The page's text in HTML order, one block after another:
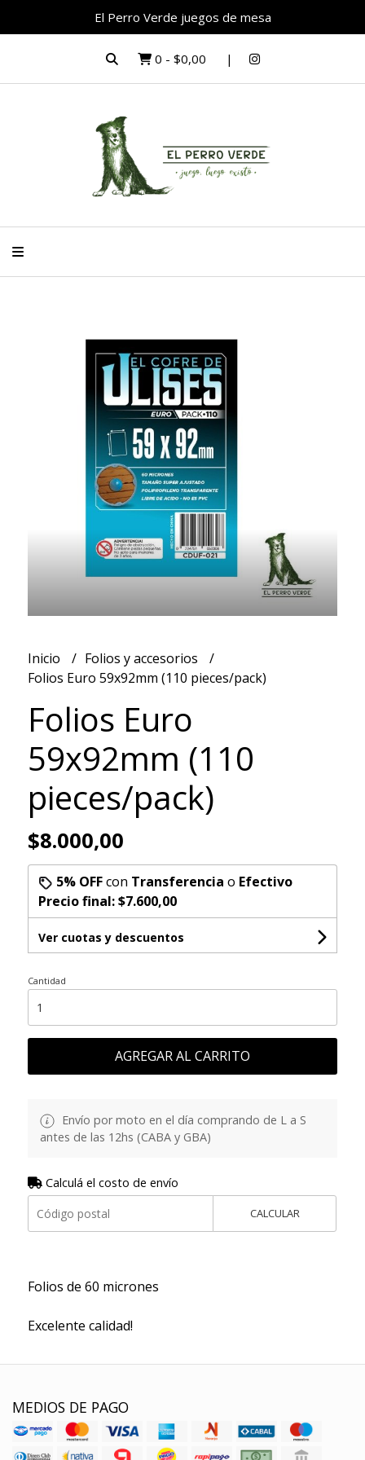
El Perro Verde juegos de mesa
0 - $0,00
Inicio
Folios y accesorios
Folios Euro 59x92mm (110 pieces/pack)
Folios Euro
59x92mm (110
pieces/pack)
$8.000,00
5% OFFcon Transferencia o Efectivo
Precio final:$7.600,00
Ver cuotas y descuentos
Cantidad
AGREGAR AL CARRITO
Envío por moto en el día comprando de L a S
antes de las 12hs (CABA y GBA)
Calculá el costo de envío
CALCULAR
Folios de 60 micrones
Excelente calidad!
MEDIOS DE PAGO